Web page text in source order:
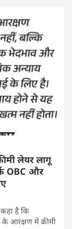
लेयर लागू
OBC और
कहा है कि
आरक्षण में क्रीमी